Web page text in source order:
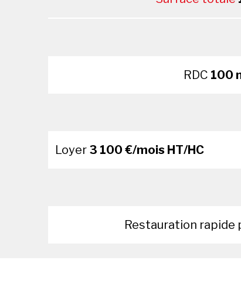
RDC 100
Loyer 3 100 €/mois HT/HC
Restauration rapide